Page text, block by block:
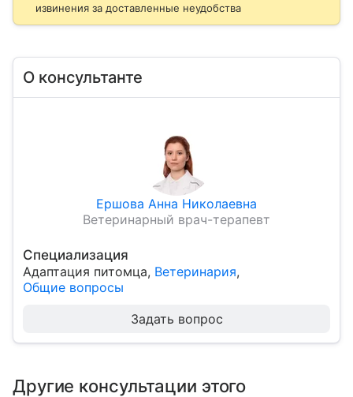
извинения за доставленные неудобства
О консультанте
Ершова Анна Николаевна
Ветеринарный врач-терапевт
Специализация
Адаптация питомца, Ветеринария,
Общие вопросы
Задать вопрос
Другие консультации этого